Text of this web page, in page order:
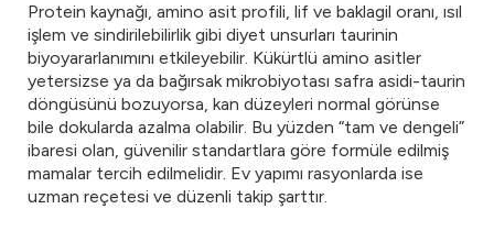
Protein kaynağı, amino asit profili, lif ve baklagil oranı, ısıl
işlem ve sindirilebilirlik gibi diyet unsurları taurinin
biyoyararlanımını etkileyebilir. Kükürtlü amino asitler
yetersizse ya da bağırsak mikrobiyotası safra asidi-taurin
döngüsünü bozuyorsa, kan düzeyleri normal görünse
bile dokularda azalma olabilir. Bu yüzden “tam ve dengeli”
ibaresi olan, güvenilir standartlara göre formüle edilmiş
mamalar tercih edilmelidir. Ev yapımı rasyonlarda ise
uzman reçetesi ve düzenli takip şarttır.